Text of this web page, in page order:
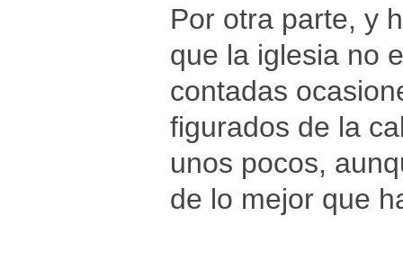
Por otra parte, y
que la iglesia no
contadas
figurados de la
unos pocos,
de lo mejor que